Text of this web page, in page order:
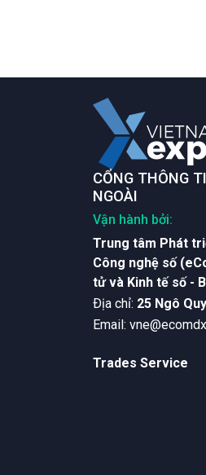
CỔNG THÔNG
NGOÀI
Vận hành bởi:
Trung tâm Phát
Công nghệ số
tử và Kinh tế số -
Ðịa chỉ: 25 Ngô
Email:
Trades Service